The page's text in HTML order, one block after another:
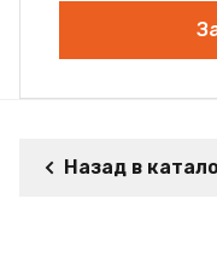
Назад в